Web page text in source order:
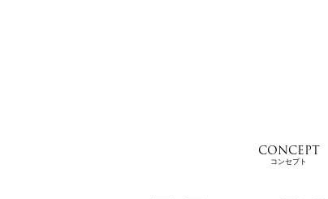
CONCEPT
コンセプト